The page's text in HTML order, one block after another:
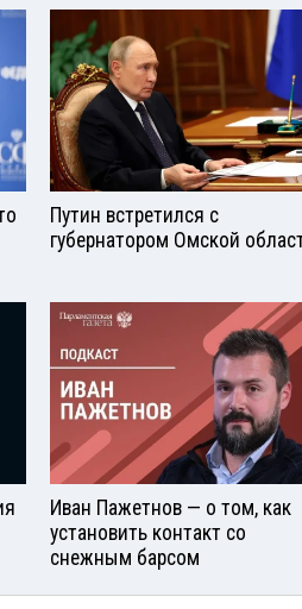
Путин встретился с
губернатором Омской
Иван Пажетнов — о том, как
установить контакт со
снежным барсом